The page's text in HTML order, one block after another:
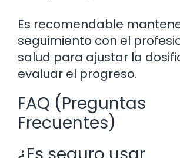
Es recomendable
seguimiento con el
salud para ajustar la
evaluar el progreso.
FAQ (Preguntas
Frecuentes)